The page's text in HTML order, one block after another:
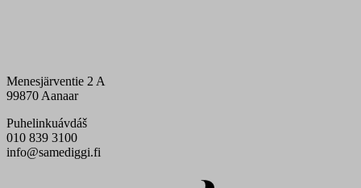
Menesjärventie 2 A
99870 Aanaar
Puhelinkuávdáš
010 839 3100
info@samediggi.fi